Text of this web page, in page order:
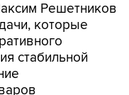
Решетников
которые
стабильной